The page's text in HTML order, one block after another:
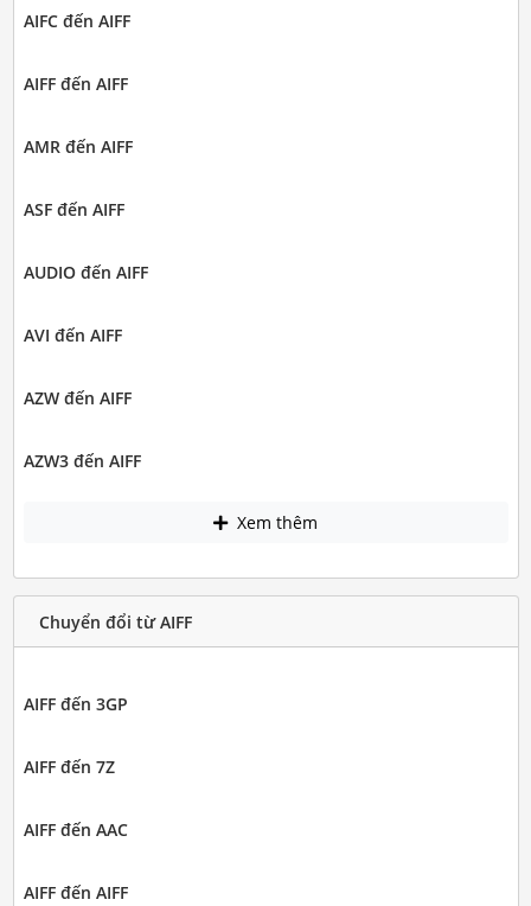
AIFC đến AIFF
AIFF đến AIFF
AMR đến AIFF
ASF đến AIFF
AUDIO đến AIFF
AVI đến AIFF
AZW đến AIFF
AZW3 đến AIFF
Xem thêm
Chuyển đổi từ AIFF
AIFF đến 3GP
AIFF đến 7Z
AIFF đến AAC
AIFF đến AIFF